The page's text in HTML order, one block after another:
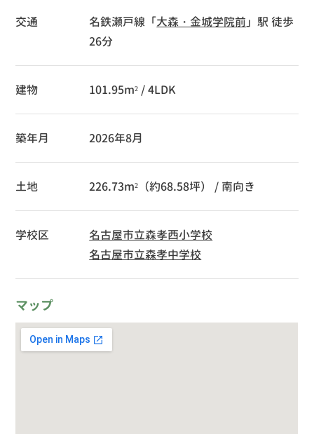
交通 名鉄瀬戸線「大森・金城学院前 」駅 徒歩
26分
建物 101.95m² / 4LDK
築年月 2026年8月
土地 226.73m²（約68.58坪） / 南向き
学校区
名古屋市立森孝西小学校
名古屋市立森孝中学校
マップ